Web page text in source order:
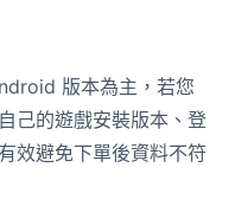
版本為主，若您
己的遊戲安裝版本、登
效避免下單後資料不符